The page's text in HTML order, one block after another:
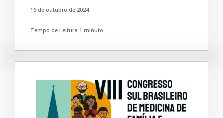
16 de outubro de 2024
Tempo de Leitura 1 minuto